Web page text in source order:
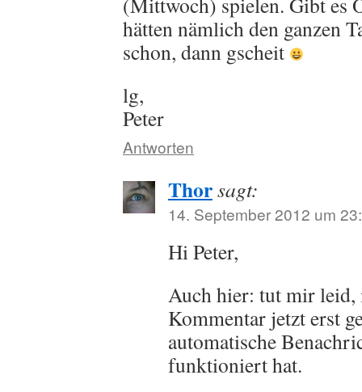
hätten nämlich den ganzen
schon, dann gscheit
lg,
Peter
Antworten
Thorsagt:
14. September 2012 um
Hi Peter,
Auch hier: tut mir leid,
Kommentar jetzt erst
automatische
funktioniert hat.